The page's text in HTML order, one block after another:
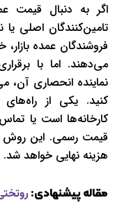
اگر به دنبال قیمت
تامین‌کنندگان اصلی یا
فروشندگان عمده
می‌دهند. اما با
نماینده انحصاری آن،
کنید. یکی از
کارخانه‌ها است یا
قیمت رسمی. این
هزینه نهایی خواهد شد.
مقاله پیشنهادی: